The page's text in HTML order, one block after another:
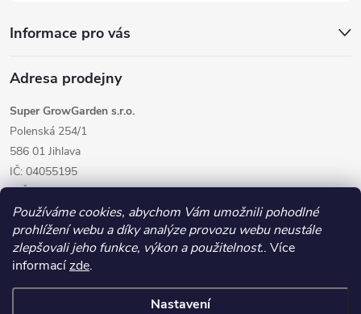
Používáme cookies, abychom Vám umožnili pohodlné
prohlížení webu a díky analýze provozu webu neustále
zlepšovali jeho funkce, výkon a použitelnost.. Více
informacízde.
Nastavení
Informace pro vás
Adresa prodejny
Super GrowGarden s.r.o.
Polenská 254/1
586 01 Jihlava
IČ: 04055195
DIČ: CZ04055195